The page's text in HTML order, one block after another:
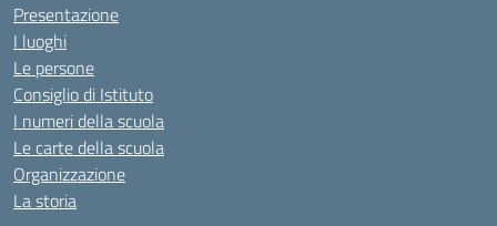
Presentazione
I luoghi
Le persone
Consiglio di Istituto
I numeri della scuola
Le carte della scuola
Organizzazione
La storia